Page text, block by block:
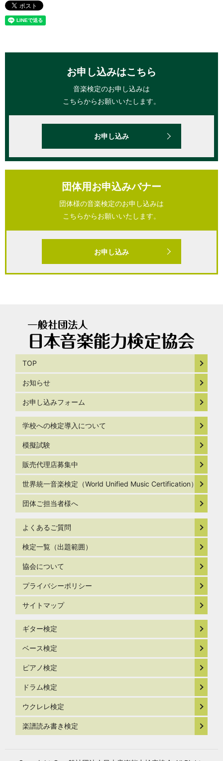
お申し込みはこちら
音楽検定のお申し込みは
こちらからお願いいたします。
お申し込み
団体用お申込みバナー
団体様の音楽検定のお申し込みは
こちらからお願いいたします。
お申し込み
TOP
お知らせ
お申し込みフォーム
学校への検定導入について
模擬試験
販売代理店募集中
世界統一音楽検定（World Unified Music Certification）
団体ご担当者様へ
よくあるご質問
検定一覧（出題範囲）
協会について
プライバシーポリシー
サイトマップ
ギター検定
ベース検定
ピアノ検定
ドラム検定
ウクレレ検定
楽譜読み書き検定